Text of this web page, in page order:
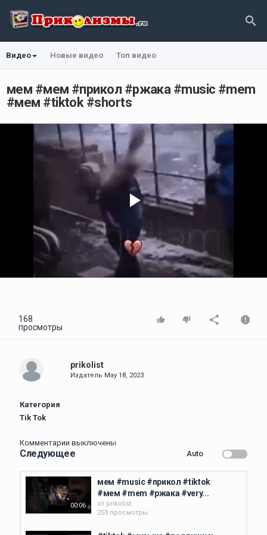
Видео Новые видео Топ видео
мем #мем #прикол #ржака #music #mem
#мем #tiktok #shorts
Play
Video
168
просмотры
prikolist
Издатель May 18, 2023
Категория
Tik Tok
Комментарии выключены
Следующее Auto
00:06
мем #music #прикол #tiktok
#мем #mem #ржака #very...
от prikolist
253 просмотры